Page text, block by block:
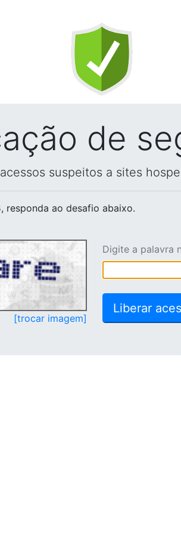
de
suspeitos a sites
, responda ao desafio abaixo.
[trocar imagem]
Digite a palavra